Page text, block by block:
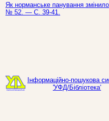
Як норманське панування
№ 52. — С. 39-41.
Інформаційно-пошукова
'УФД/Бібліотека'